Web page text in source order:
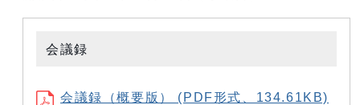
会議録
会議録（概要版） (PDF形式、134.61KB)